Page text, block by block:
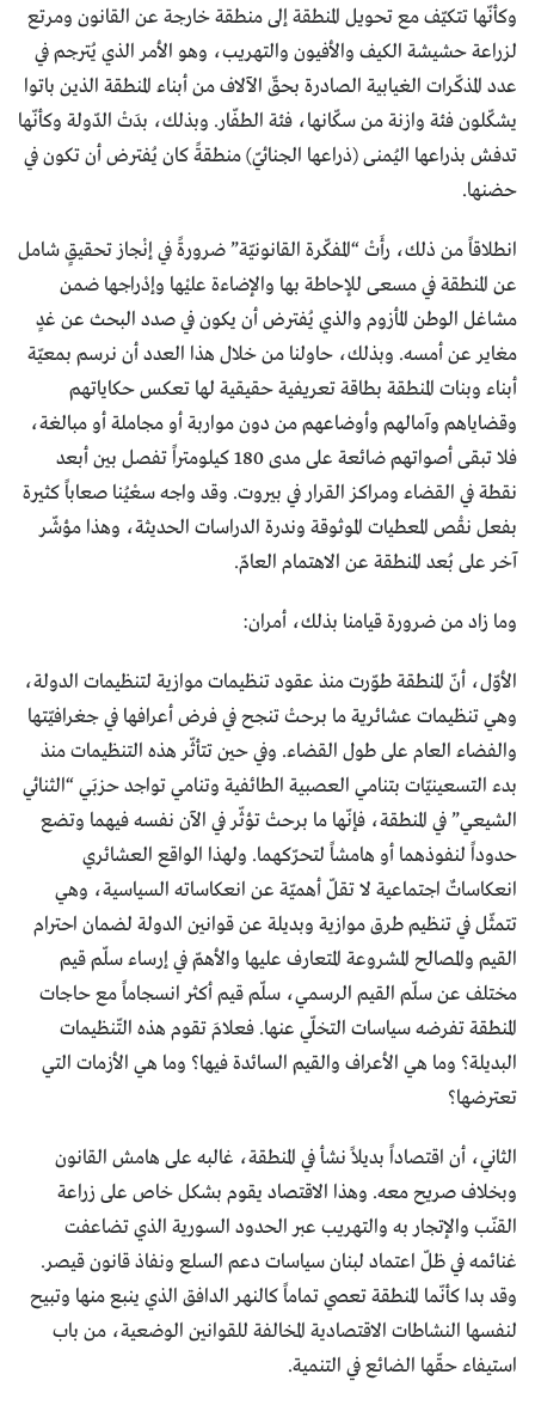
وكأنّها تتكيّف مع تحويل المنطقة إلى منطقة خارجة عن القانون ومرتع
لزراعة حشيشة الكيف والأفيون والتهريب، وهو الأمر الذي يُترجم في
عدد المذكّرات الغيابية الصادرة بحقّ الآلاف من أبناء المنطقة الذين باتوا
يشكّلون فئة وازنة من سكّانها، فئة الطفّار. وبذلك، بدَتْ الدّولة وكأنّها
تدفش بذراعها اليُمنى (ذراعها الجنائيّ) منطقةً كان يُفترض أن تكون في
حضنها.
انطلاقاً من ذلك، رأَتْ “المفكّرة القانونيّة” ضرورةً في إنْجاز تحقيقٍ شامل
عن المنطقة في مسعى للإحاطة بها والإضاءة عليْها وإدْراجها ضمن
مشاغل الوطن المأزوم والذي يُفترض أن يكون في صدد البحث عن غدٍ
مغاير عن أمسه. وبذلك، حاولنا من خلال هذا العدد أن نرسم بمعيّة
أبناء وبنات المنطقة بطاقة تعريفية حقيقية لها تعكس حكاياتهم
وقضاياهم وآمالهم وأوضاعهم من دون مواربة أو مجاملة أو مبالغة،
فلا تبقى أصواتهم ضائعة على مدى 180 كيلومتراً تفصل بين أبعد
نقطة في القضاء ومراكز القرار في بيروت. وقد واجه سعْيُنا صعاباً كثيرة
بفعل نقْص المعطيات الموثوقة وندرة الدراسات الحديثة، وهذا مؤشّر
آخر على بُعد المنطقة عن الاهتمام العامّ.
وما زاد من ضرورة قيامنا بذلك، أمران:
الأوّل، أنّ المنطقة طوّرت منذ عقود تنظيمات موازية لتنظيمات الدولة،
وهي تنظيمات عشائرية ما برحتْ تنجح في فرض أعرافها في جغرافيّتها
والفضاء العام على طول القضاء. وفي حين تتأثّر هذه التنظيمات منذ
بدء التسعينيّات بتنامي العصبية الطائفية وتنامي تواجد حزبَي “الثنائي
الشيعي” في المنطقة، فإنّها ما برحتْ تؤثّر في الآن نفسه فيهما وتضع
حدوداً لنفوذهما أو هامشاً لتحرّكهما. ولهذا الواقع العشائري
انعكاساتٌ اجتماعية لا تقلّ أهميّة عن انعكاساته السياسية، وهي
تتمثّل في تنظيم طرق موازية وبديلة عن قوانين الدولة لضمان احترام
القيم والمصالح المشروعة المتعارف عليها والأهمّ في إرساء سلّم قيم
مختلف عن سلّم القيم الرسمي، سلّم قيم أكثر انسجاماً مع حاجات
المنطقة تفرضه سياسات التخلّي عنها. فعلامَ تقوم هذه التّنظيمات
البديلة؟ وما هي الأعراف والقيم السائدة فيها؟ وما هي الأزمات التي
تعترضها؟
الثاني، أن اقتصاداً بديلاً نشأ في المنطقة، غالبه على هامش القانون
وبخلاف صريح معه. وهذا الاقتصاد يقوم بشكل خاص على زراعة
القنّب والإتجار به والتهريب عبر الحدود السورية الذي تضاعفت
غنائمه في ظلّ اعتماد لبنان سياسات دعم السلع ونفاذ قانون قيصر.
وقد بدا كأنّما المنطقة تعصي تماماً كالنهر الدافق الذي ينبع منها وتبيح
لنفسها النشاطات الاقتصادية المخالفة للقوانين الوضعية، من باب
استيفاء حقّها الضائع في التنمية.